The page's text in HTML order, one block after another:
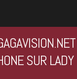
SUR LADY